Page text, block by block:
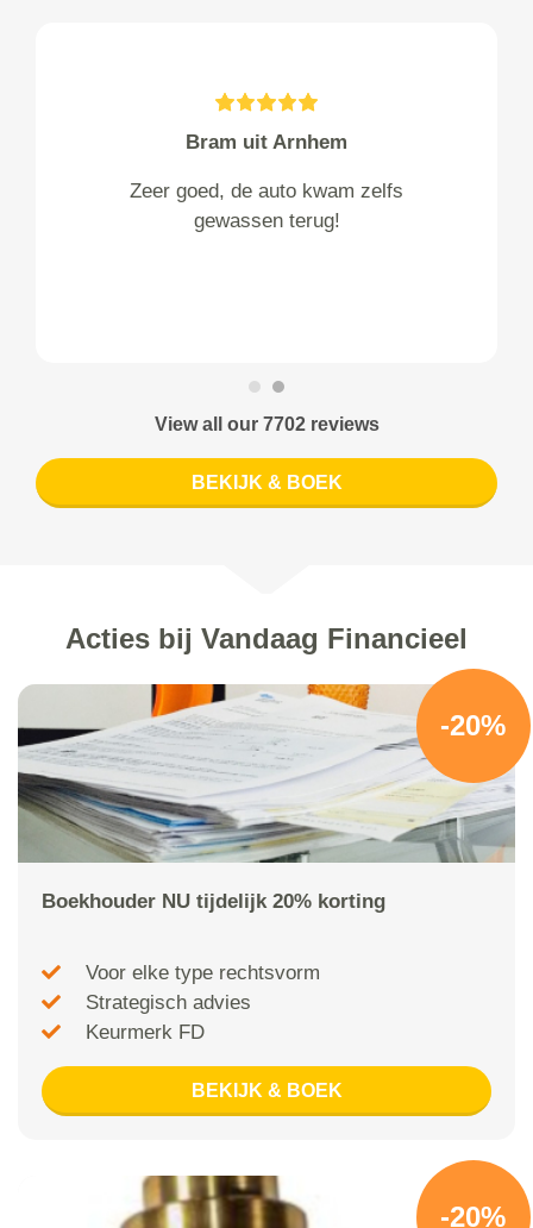
Bram uit Arnhem
Zeer goed, de auto kwam zelfs
gewassen terug!
View all our 7702 reviews
BEKIJK & BOEK
Acties bij Vandaag Financieel
-20%
Boekhouder NU tijdelijk 20% korting
Voor elke type rechtsvorm
Strategisch advies
Keurmerk FD
BEKIJK & BOEK
-20%